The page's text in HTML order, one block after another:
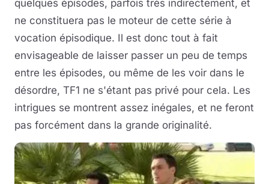
quelques épisodes, parfois très indirectement, et
ne constituera pas le moteur de cette série à
vocation épisodique. Il est donc tout à fait
envisageable de laisser passer un peu de temps
entre les épisodes, ou même de les voir dans le
désordre, TF1 ne s'étant pas privé pour cela. Les
intrigues se montrent assez inégales, et ne feront
pas forcément dans la grande originalité.